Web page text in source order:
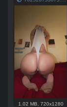
1.02 MB 720x1280